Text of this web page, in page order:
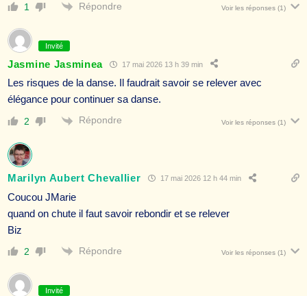
1 Répondre Voir les réponses (1)
Invité
Jasmine Jasminea 17 mai 2026 13 h 39 min
Les risques de la danse. Il faudrait savoir se relever avec
élégance pour continuer sa danse.
2 Répondre Voir les réponses (1)
Marilyn Aubert Chevallier 17 mai 2026 12 h 44 min
Coucou JMarie
quand on chute il faut savoir rebondir et se relever
Biz
2 Répondre Voir les réponses (1)
Invité